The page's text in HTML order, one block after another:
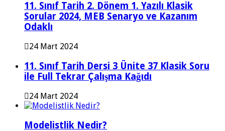
11. Sınıf Tarih 2. Dönem 1. Yazılı Klasik
Sorular 2024, MEB Senaryo ve Kazanım
Odaklı
24 Mart 2024
11. Sınıf Tarih Dersi 3 Ünite 37 Klasik Soru
ile Full Tekrar Çalışma Kağıdı
24 Mart 2024
Modelistlik Nedir?